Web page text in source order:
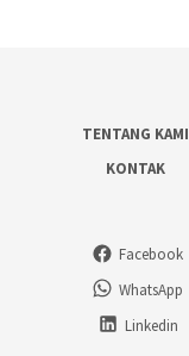
TENTANG KAMI
KONTAK
Facebook
WhatsApp
Linkedin